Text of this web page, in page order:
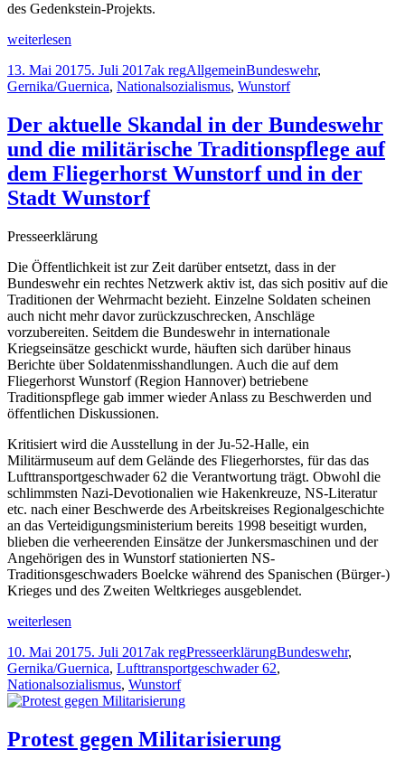
des Gedenkstein-Projekts.
Politischer
um
Gernika-
weiterlesen
Veröffentlicht
am
13. Mai 20175. Juli 2017Autor
ak regKategorien
AllgemeinSchlagwörter
Bundeswehr,
Gernika/Guernica, Nationalsozialismus, Wunstorf
Der aktuelle Skandal in der Bundeswehr
und die militärische Traditionspflege auf
dem Fliegerhorst Wunstorf und in der
Stadt Wunstorf
Presseerklärung
Die Öffentlichkeit ist zur Zeit darüber entsetzt, dass in der
Bundeswehr ein rechtes Netzwerk aktiv ist, das sich positiv auf die
Traditionen der Wehrmacht bezieht. Einzelne Soldaten scheinen
auch nicht mehr davor zurückzuschrecken, Anschläge
vorzubereiten. Seitdem die Bundeswehr in internationale
Kriegseinsätze geschickt wurde, häuften sich darüber hinaus
Berichte über Soldatenmisshandlungen. Auch die auf dem
Fliegerhorst Wunstorf (Region Hannover) betriebene
Traditionspflege gab immer wieder Anlass zu Beschwerden und
öffentlichen Diskussionen.
Kritisiert wird die Ausstellung in der Ju-52-Halle, ein
Militärmuseum auf dem Gelände des Fliegerhorstes, für das das
Lufttransportgeschwader 62 die Verantwortung trägt. Obwohl die
schlimmsten Nazi-Devotionalien wie Hakenkreuze, NS-Literatur
etc. nach einer Beschwerde des Arbeitskreises Regionalgeschichte
an das Verteidigungsministerium bereits 1998 beseitigt wurden,
blieben die verheerenden Einsätze der Junkersmaschinen und der
Angehörigen des in Wunstorf stationierten NS-
Traditionsgeschwaders Boelcke während des Spanischen (Bürger-)
Krieges und des Zweiten Weltkrieges ausgeblendet.
Der
Skandal
in
der
Bundeswehr
die
militärische
weiterlesen
Veröffentlicht
am
10. Mai 20175. Juli 2017Autor
ak regKategorien
PresseerklärungSchlagwörter
Bundeswehr,
Gernika/Guernica, Lufttransportgeschwader 62,
Nationalsozialismus, Wunstorf
Protest gegen Militarisierung